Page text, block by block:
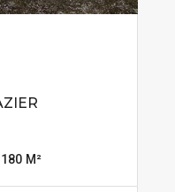
180 M²